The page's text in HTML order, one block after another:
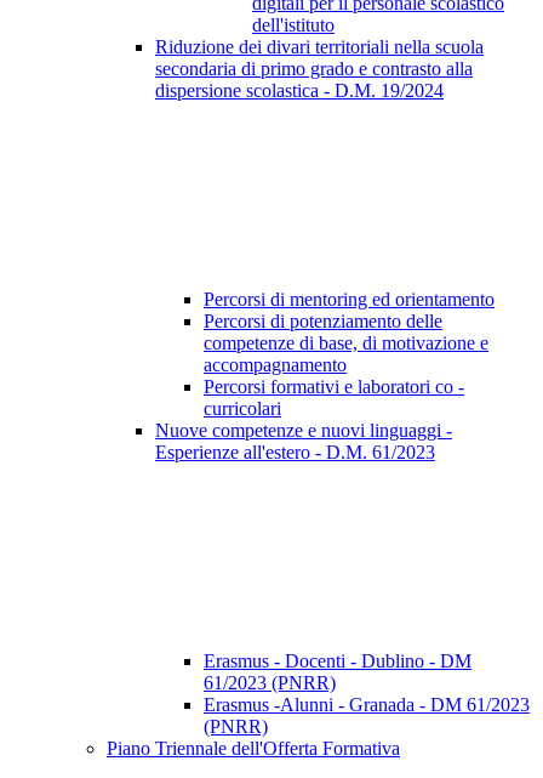
dell'istituto
Riduzione dei divari territoriali nella scuola
secondaria di primo grado e contrasto alla
dispersione scolastica - D.M. 19/2024
Percorsi di mentoring ed orientamento
Percorsi di potenziamento delle
competenze di base, di motivazione e
accompagnamento
Percorsi formativi e laboratori co -
curricolari
Nuove competenze e nuovi linguaggi -
Esperienze all'estero - D.M. 61/2023
Erasmus - Docenti - Dublino - DM
61/2023 (PNRR)
Erasmus -Alunni - Granada - DM 61/2023
(PNRR)
Piano Triennale dell'Offerta Formativa